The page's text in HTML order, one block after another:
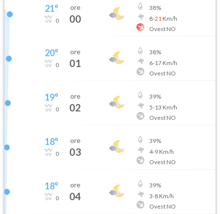
21°
0
ore
00
38%
8-21 Km/h
Ovest NO
20°
0
ore
01
38%
6-17Km/h
Ovest NO
19°
0
ore
02
39%
5-13 Km/h
Ovest NO
18°
0
ore
03
39%
4-9Km/h
Ovest NO
18°
0
ore
04
39%
3-8Km/h
Ovest NO